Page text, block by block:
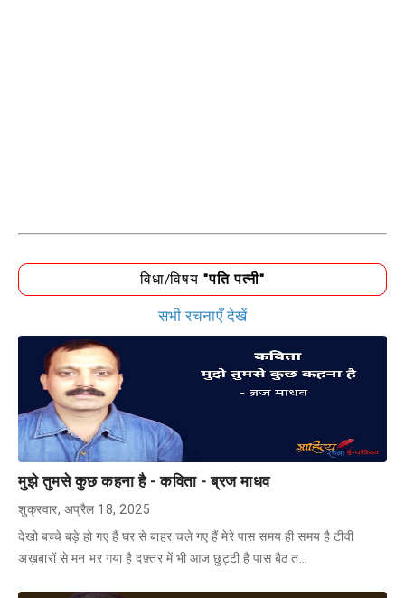
विधा/विषय"पति पत्नी"
सभी रचनाएँ देखें
मुझे तुमसे कुछ कहना है - कविता - ब्रज माधव
शुक्रवार, अप्रैल 18, 2025
देखो बच्चे बड़े हो गए हैं घर से बाहर चले गए हैं मेरे पास समय ही समय है टीवी
अख़बारों से मन भर गया है दफ़्तर में भी आज छुट्टी है पास बैठ त…